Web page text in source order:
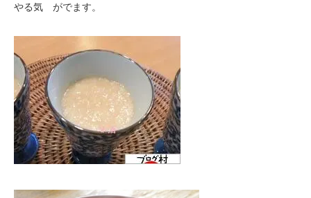
やる気 がでます。